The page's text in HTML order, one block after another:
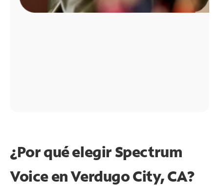
¿Por qué elegir Spectrum
Voice en Verdugo City, CA?